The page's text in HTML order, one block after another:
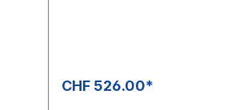
CHF 526.00*